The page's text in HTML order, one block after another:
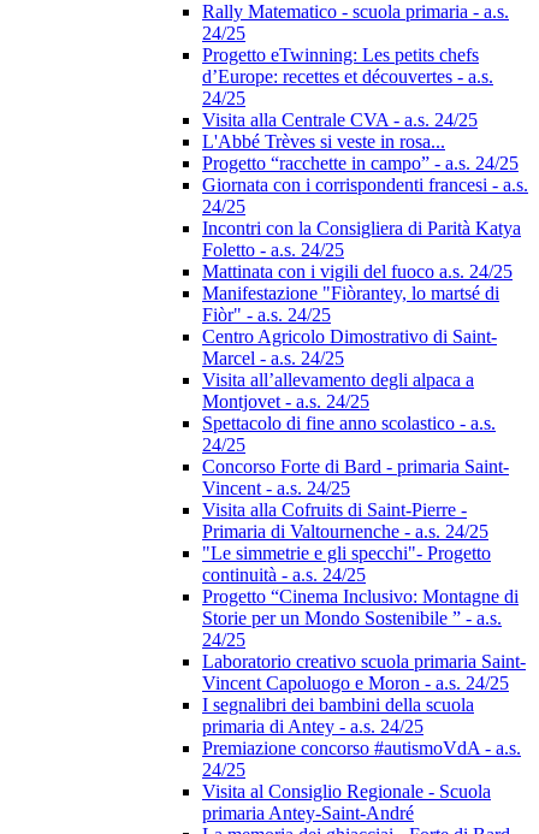
Rally Matematico - scuola primaria - a.s.
24/25
Progetto eTwinning: Les petits chefs
d’Europe: recettes et découvertes - a.s.
24/25
Visita alla Centrale CVA - a.s. 24/25
L'Abbé Trèves si veste in rosa...
Progetto “racchette in campo” - a.s. 24/25
Giornata con i corrispondenti francesi - a.s.
24/25
Incontri con la Consigliera di Parità Katya
Foletto - a.s. 24/25
Mattinata con i vigili del fuoco a.s. 24/25
Manifestazione "Fiòrantey, lo martsé di
Fiòr" - a.s. 24/25
Centro Agricolo Dimostrativo di Saint-
Marcel - a.s. 24/25
Visita all’allevamento degli alpaca a
Montjovet - a.s. 24/25
Spettacolo di fine anno scolastico - a.s.
24/25
Concorso Forte di Bard - primaria Saint-
Vincent - a.s. 24/25
Visita alla Cofruits di Saint-Pierre -
Primaria di Valtournenche - a.s. 24/25
"Le simmetrie e gli specchi"- Progetto
continuità - a.s. 24/25
Progetto “Cinema Inclusivo: Montagne di
Storie per un Mondo Sostenibile ” - a.s.
24/25
Laboratorio creativo scuola primaria Saint-
Vincent Capoluogo e Moron - a.s. 24/25
I segnalibri dei bambini della scuola
primaria di Antey - a.s. 24/25
Premiazione concorso #autismoVdA - a.s.
24/25
Visita al Consiglio Regionale - Scuola
primaria Antey-Saint-André